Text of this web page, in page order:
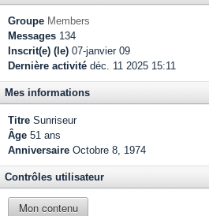
Groupe Members
Messages 134
Inscrit(e) (le) 07-janvier 09
Dernière activité déc. 11 2025 15:11
Mes informations
Titre Sunriseur
Âge 51 ans
Anniversaire Octobre 8, 1974
Contrôles utilisateur
Mon contenu